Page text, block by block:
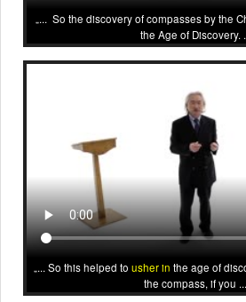
... So the discovery of compasses by the
the Age of Discovery.
... So this helped to usher in the age of
the compass, if you ...